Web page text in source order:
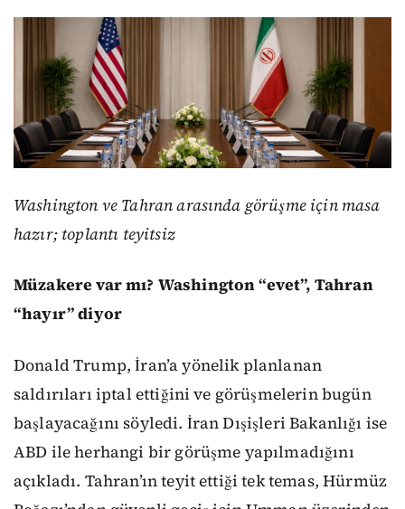
Washington ve Tahran arasında görüşme için masa
hazır; toplantı teyitsiz
Müzakere var mı? Washington “evet”, Tahran
“hayır” diyor
Donald Trump, İran’a yönelik planlanan
saldırıları iptal ettiğini ve görüşmelerin bugün
başlayacağını söyledi. İran Dışişleri Bakanlığı ise
ABD ile herhangi bir görüşme yapılmadığını
açıkladı. Tahran’ın teyit ettiği tek temas, Hürmüz